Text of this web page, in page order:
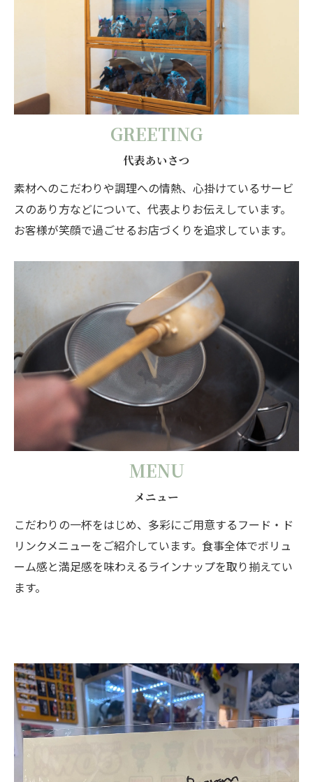
GREETING
代表あいさつ
素材へのこだわりや調理への情熱、心掛けているサービ
スのあり方などについて、代表よりお伝えしています。
お客様が笑顔で過ごせるお店づくりを追求しています。
MENU
メニュー
こだわりの一杯をはじめ、多彩にご用意するフード・ド
リンクメニューをご紹介しています。食事全体でボリュ
ーム感と満足感を味わえるラインナップを取り揃えてい
ます。